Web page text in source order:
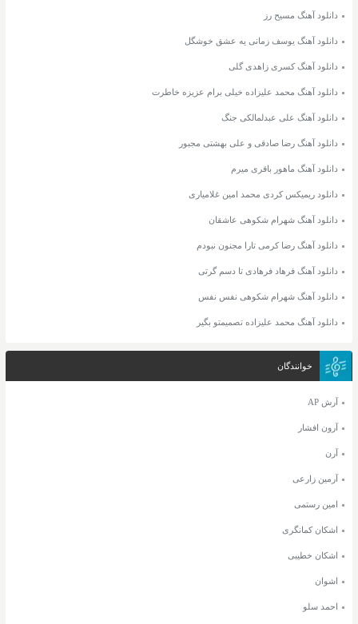
دانلود آهنگ مسیح رز
دانلود آهنگ یوسف زمانی یه عشق خوشگل
دانلود آهنگ کسری زاهدی گلی
دانلود آهنگ محمد علیزاده خیلی برام عزیزه خاطرت
دانلود آهنگ علی عبدلمالکی جنگ
دانلود آهنگ رضا صادقی و علی بهشتی مجبور
دانلود آهنگ ماهور باقری میرم
دانلود ریمیکس کردی محمد امین غلامیاری
دانلود آهنگ شهرام شکوهی عاشقان
دانلود آهنگ رضا کرمی تارا مجنون نبودم
دانلود آهنگ فرهاد فرهادی تا دسم گرتی
دانلود آهنگ شهرام شکوهی نفس نفس
دانلود آهنگ محمد علیزاده تصمیمتو بگیر
خوانندگان
آرش AP
آرون افشار
آرن
آرمین زارعی
امین رستمی
اشکان کمانگری
اشکان خطیبی
اشوان
احمد سلو